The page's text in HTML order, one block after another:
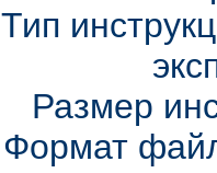
Тип
Размер
Формат